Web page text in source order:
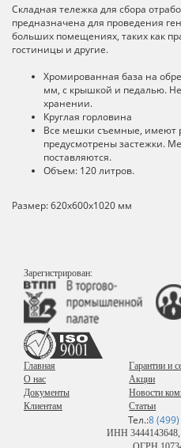
Складная тележка для сбора
предназначена для проведения
больших помещениях, таких как
гостиницы и другие.
Хромированная база на
мм, с крышкой и педалью.
хранении.
Круглая горловина
Все мешки съемные, имеют
предусмотрены застежки.
поставляются.
Объем: 120 литров.
Размер: 620х600х1020 мм
Зарегистрирован:
Главная
О нас
Документы
Клиентам
Гарантии и
Акции
Новости
Статьи
Тел.:8
ИНН